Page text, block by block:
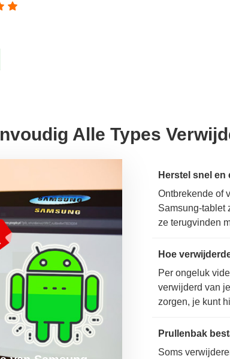
Alle Types
Ontbrekende of
Samsung-tablet
ze terugvinden
te herstellen.
Per ongeluk
verwijderd van
zorgen, je kunt
klik met de
Soms